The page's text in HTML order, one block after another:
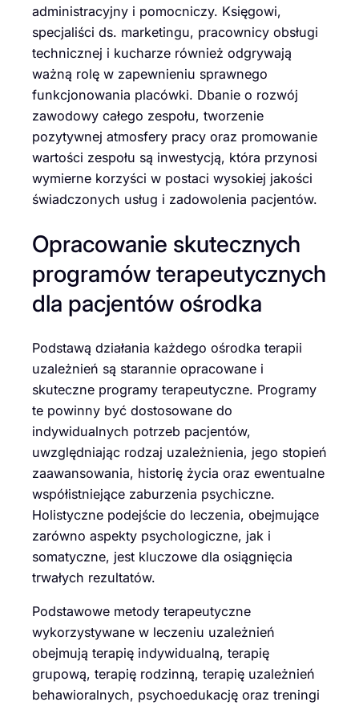
administracyjny i pomocniczy. Księgowi,
specjaliści ds. marketingu, pracownicy obsługi
technicznej i kucharze również odgrywają
ważną rolę w zapewnieniu sprawnego
funkcjonowania placówki. Dbanie o rozwój
zawodowy całego zespołu, tworzenie
pozytywnej atmosfery pracy oraz promowanie
wartości zespołu są inwestycją, która przynosi
wymierne korzyści w postaci wysokiej jakości
świadczonych usług i zadowolenia pacjentów.
Opracowanie skutecznych
programów terapeutycznych
dla pacjentów ośrodka
Podstawą działania każdego ośrodka terapii
uzależnień są starannie opracowane i
skuteczne programy terapeutyczne. Programy
te powinny być dostosowane do
indywidualnych potrzeb pacjentów,
uwzględniając rodzaj uzależnienia, jego stopień
zaawansowania, historię życia oraz ewentualne
współistniejące zaburzenia psychiczne.
Holistyczne podejście do leczenia, obejmujące
zarówno aspekty psychologiczne, jak i
somatyczne, jest kluczowe dla osiągnięcia
trwałych rezultatów.
Podstawowe metody terapeutyczne
wykorzystywane w leczeniu uzależnień
obejmują terapię indywidualną, terapię
grupową, terapię rodzinną, terapię uzależnień
behawioralnych, psychoedukację oraz treningi